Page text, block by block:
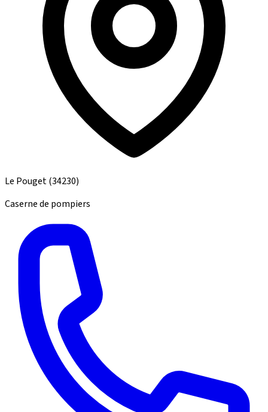
Le Pouget(34230)
Caserne de pompiers